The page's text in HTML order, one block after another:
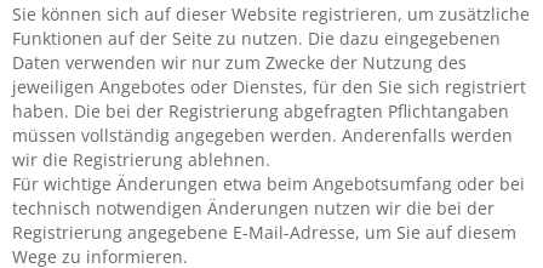
Sie können sich auf dieser Website registrieren, um zusätzliche
Funktionen auf der Seite zu nutzen. Die dazu eingegebenen
Daten verwenden wir nur zum Zwecke der Nutzung des
jeweiligen Angebotes oder Dienstes, für den Sie sich registriert
haben. Die bei der Registrierung abgefragten Pflichtangaben
müssen vollständig angegeben werden. Anderenfalls werden
wir die Registrierung ablehnen.
Für wichtige Änderungen etwa beim Angebotsumfang oder bei
technisch notwendigen Änderungen nutzen wir die bei der
Registrierung angegebene E-Mail-Adresse, um Sie auf diesem
Wege zu informieren.